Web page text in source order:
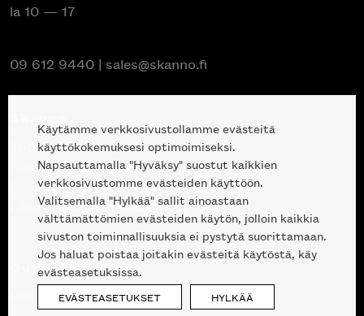
la 10 — 17
09 612 9440 | sales@skanno.fi
Tuotteet
Suunnittelupalvelu
Projektimyynti
Liike Helsingin keskustassa
Outlet
Poistuvat mallikappaleet
Käytämme verkkosivustollamme evästeitä
käyttökokemuksesi optimoimiseksi.
Napsauttamalla "Hyväksy" suostut kaikkien
verkkosivustomme evästeiden käyttöön.
Valitsemalla "Hylkää" sallit ainoastaan
välttämättömien evästeiden käytön, jolloin kaikkia
sivuston toiminnallisuuksia ei pystytä suorittamaan.
Jos haluat poistaa joitakin evästeitä käytöstä, käy
evästeasetuksissa.
EVÄSTEASETUKSET HYLKÄÄ